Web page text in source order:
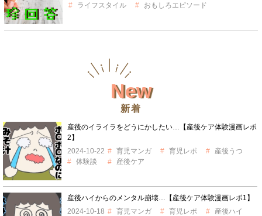
ライフスタイル
おもしろエピソード
New
新着
産後のイライラをどうにかしたい…【産後ケア体験漫画レポ
2】
2024-10-22
育児マンガ 育児レポ
産後うつ
体験談
産後ケア
産後ハイからのメンタル崩壊…【産後ケア体験漫画レポ1】
2024-10-18
育児マンガ 育児レポ
産後ハイ